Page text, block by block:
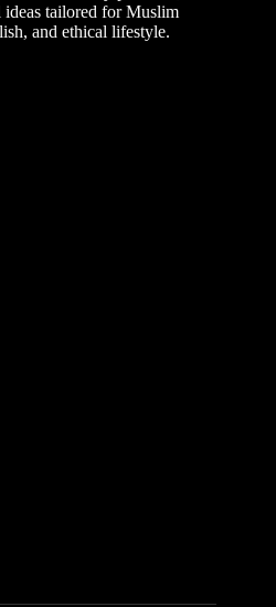
ideas tailored for Muslim
and ethical lifestyle.